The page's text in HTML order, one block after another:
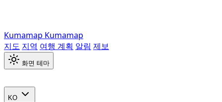
Kumamap Kumamap
지도 지역 여행 계획 알림 제보
화면 테마
KO